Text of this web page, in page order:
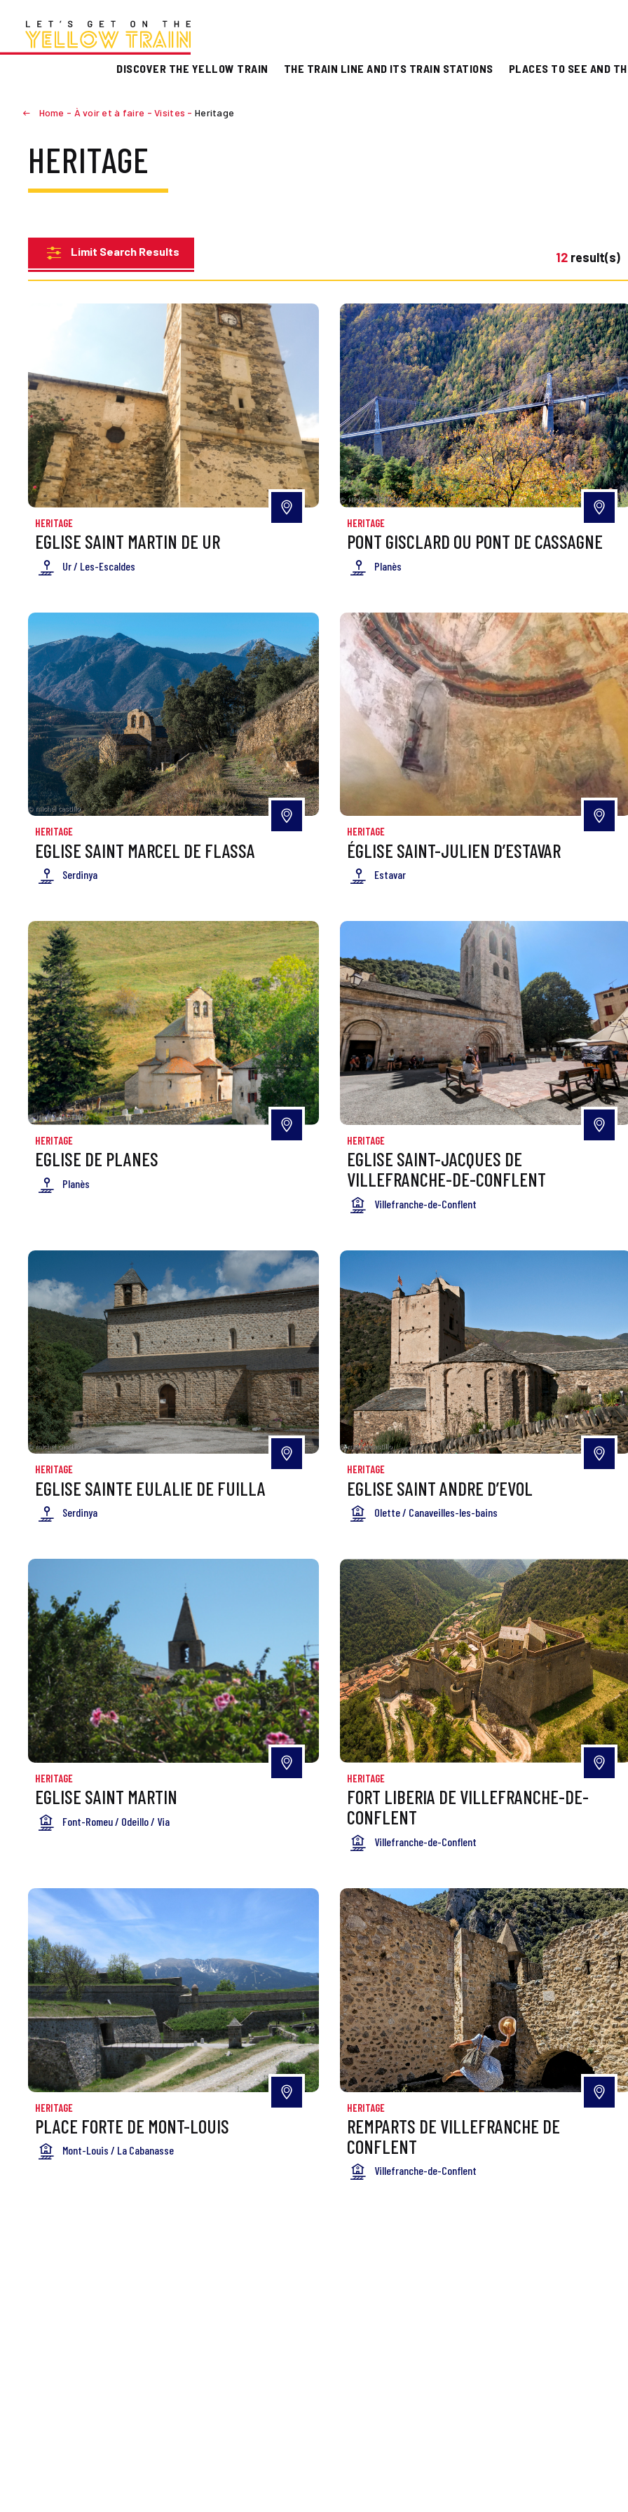
DISCOVER THE YELLOW TRAIN THE TRAIN LINE AND ITS TRAIN STATIONS PLACES TO SEE AND
Home - À voir et à faire -Visites - Heritage
HERITAGE
Limit Search Results 12result(s)
HERITAGE
EGLISE SAINT MARTIN DE UR
Ur / Les-Escaldes
HERITAGE
PONT GISCLARD OU PONT DE CASSAGNE
Planès
HERITAGE
EGLISE SAINT MARCEL DE FLASSA
Serdinya
HERITAGE
ÉGLISE SAINT-JULIEN D’ESTAVAR
Estavar
HERITAGE
EGLISE DE PLANES
Planès
HERITAGE
EGLISE SAINT-JACQUES DE
VILLEFRANCHE-DE-CONFLENT
Villefranche-de-Conflent
HERITAGE
EGLISE SAINTE EULALIE DE FUILLA
Serdinya
HERITAGE
EGLISE SAINT ANDRE D’EVOL
Olette / Canaveilles-les-bains
HERITAGE
EGLISE SAINT MARTIN
Font-Romeu / Odeillo / Via
HERITAGE
FORT LIBERIA DE VILLEFRANCHE-DE-
CONFLENT
Villefranche-de-Conflent
HERITAGE
PLACE FORTE DE MONT-LOUIS
Mont-Louis / La Cabanasse
HERITAGE
REMPARTS DE VILLEFRANCHE DE
CONFLENT
Villefranche-de-Conflent